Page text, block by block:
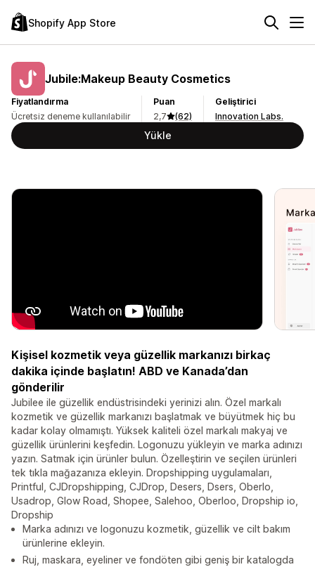
Shopify App Store
Jubile:Makeup Beauty Cosmetics
Fiyatlandırma
Ücretsiz deneme kullanılabilir
Puan
2,7
(62)
Geliştirici
Innovation Labs.
Yükle
Kişisel kozmetik veya güzellik markanızı birkaç
dakika içinde başlatın! ABD ve Kanada’dan
gönderilir
Jubilee ile güzellik endüstrisindeki yerinizi alın. Özel markalı
kozmetik ve güzellik markanızı başlatmak ve büyütmek hiç bu
kadar kolay olmamıştı. Yüksek kaliteli özel markalı makyaj ve
güzellik ürünlerini keşfedin. Logonuzu yükleyin ve marka adınızı
yazın. Satmak için ürünler bulun. Özelleştirin ve seçilen ürünleri
tek tıkla mağazanıza ekleyin. Dropshipping uygulamaları,
Printful, CJDropshipping, CJDrop, Desers, Dsers, Oberlo,
Usadrop, Glow Road, Shopee, Salehoo, Oberloo, Dropship io,
Dropship
Marka adınızı ve logonuzu kozmetik, güzellik ve cilt bakım
ürünlerine ekleyin.
Ruj, maskara, eyeliner ve fondöten gibi geniş bir katalogda